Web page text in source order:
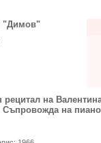
"Димов"
рецитал на
Съпровожда на